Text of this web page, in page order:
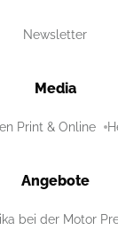
Newsletter
Media
Print & Online
Angebote
bei der Motor